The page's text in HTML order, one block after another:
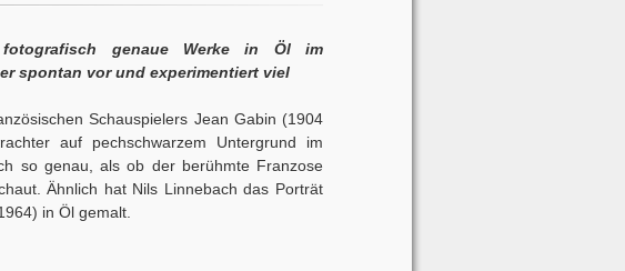
genaue Werke in Öl im
spontan vor und experimentiert viel
Schauspielers Jean Gabin (1904
auf pechschwarzem Untergrund im
so genau, als ob der berühmte Franzose
Ähnlich hat Nils Linnebach das Porträt
in Öl gemalt.